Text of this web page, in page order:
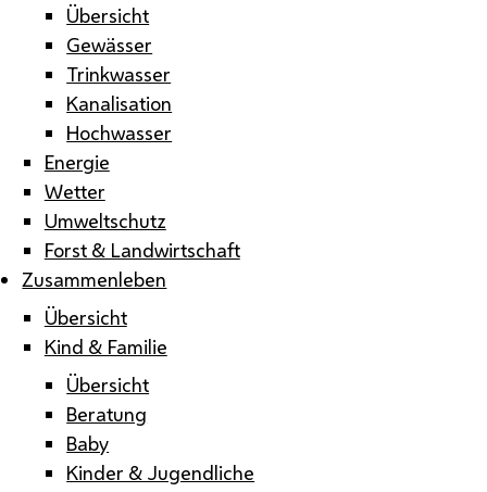
Übersicht
Gewässer
Trinkwasser
Kanalisation
Hochwasser
Energie
Wetter
Umweltschutz
Forst & Landwirtschaft
Zusammenleben
Übersicht
Kind & Familie
Übersicht
Beratung
Baby
Kinder & Jugendliche